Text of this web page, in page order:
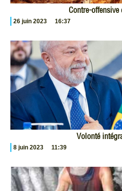
Contre-offensive
26 juin 2023 16:37
Volonté
8 juin 2023 11:39